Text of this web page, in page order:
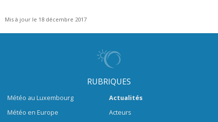
Mis à jour le 18 décembre 2017
RUBRIQUES
Météo au Luxembourg
Météo en Europe
Actualités
Acteurs